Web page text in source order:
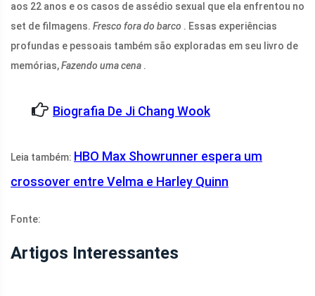
aos 22 anos e os casos de assédio sexual que ela enfrentou no
set de filmagens. Fresco fora do barco . Essas experiências
profundas e pessoais também são exploradas em seu livro de
memórias,Fazendo uma cena .
Biografia De Ji Chang Wook
Leia também: HBO Max Showrunner espera um
crossover entre Velma e Harley Quinn
Fonte:
Artigos Interessantes